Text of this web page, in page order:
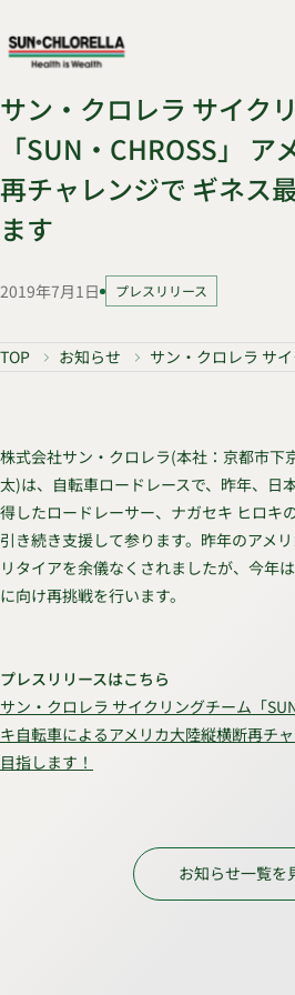
サン・クロレラ サイク
「SUN・CHROSS」
再チャレンジで ギネス
ます
2019年7月1日 プレスリリース
TOP お知らせ サン・クロレラ サ
株式会社サン・クロレラ(本社：京都市下
太)は、自転車ロードレースで、昨年、
得したロードレーサー、ナガセキ ヒロキ
引き続き支援して参ります。昨年のアメ
リタイアを余儀なくされましたが、今年
に向け再挑戦を行います。
プレスリリースはこちら
サン・クロレラ サイクリングチーム「
キ自転車によるアメリカ大陸縦横断再チ
目指します！
お知らせ一覧を